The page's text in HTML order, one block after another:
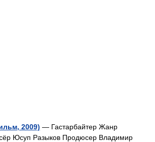
2009) — Гастарбайтер Жанр
Юсуп Разыков Продюсер Владимир